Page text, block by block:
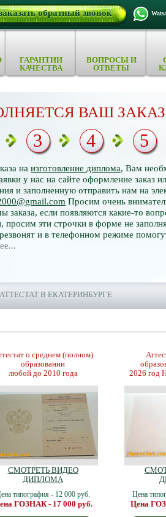
обратный звонок
ГАРАНТИИ
КАЧЕСТВА
ВОПРОСЫ И
ОТВЕТЫ
ВАШ
на изготовление диплома, Вам
у нас на сайте оформление заказ
и заполненную отправить нам на
Просим очень
заказа, если появляются какие-то
просим эти строчки в форме не
и в телефонном режиме
3 4 5
В ЕКАТЕРИНБУРГЕ
о среднем (полном)
образовании
любой до 2010 года
СМОТРЕТЬ ВИДЕО
ДИПЛОМА
типография - 12 000 руб.
ГОЗНАК - 17 000 руб.
2026 год
Цена
Цена